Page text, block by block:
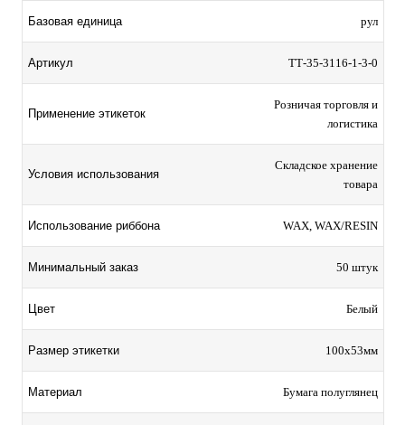
Базовая единица рул
Артикул TТ-35-3116-1-3-0
Применение этикеток
Розничая торговля и
логистика
Условия использования
Складское хранение
товара
Использование риббона WAX, WAX/RESIN
Минимальный заказ 50 штук
Цвет Белый
Размер этикетки 100х53мм
Материал Бумага полуглянец